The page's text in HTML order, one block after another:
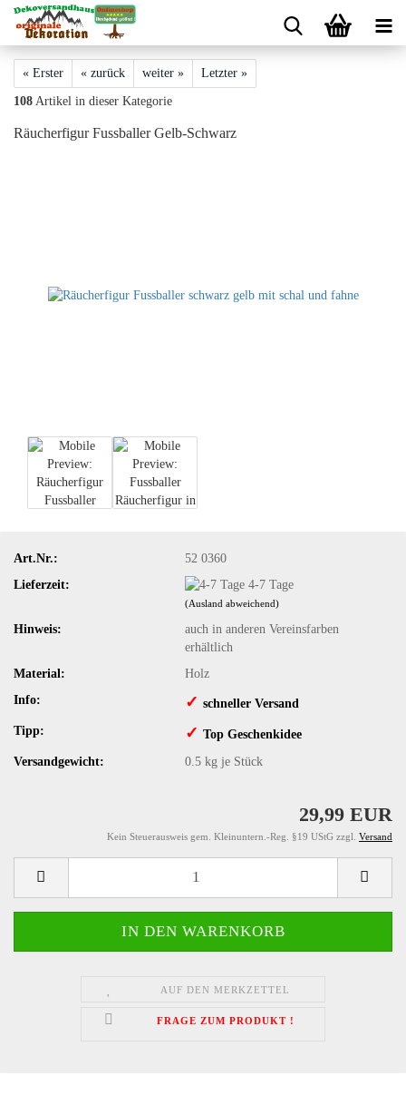
« Erster « zurück weiter » Letzter »
108 Artikel in dieser Kategorie
Räucherfigur Fussballer Gelb-Schwarz
Art.Nr.:
52 0360
Lieferzeit:
4-7 Tage
(Ausland abweichend)
Hinweis:
auch in anderen Vereinsfarben
erhältlich
Material:
Holz
Info:
✓​schneller Versand
Tipp:
✓​Top Geschenkidee
Versandgewicht:
0.5 kg je Stück
29,99 EUR
Kein Steuerausweis gem. Kleinuntern.-Reg. §19 UStG zzgl. Versand
AUF DEN MERKZETTEL
FRAGE ZUM PRODUKT !